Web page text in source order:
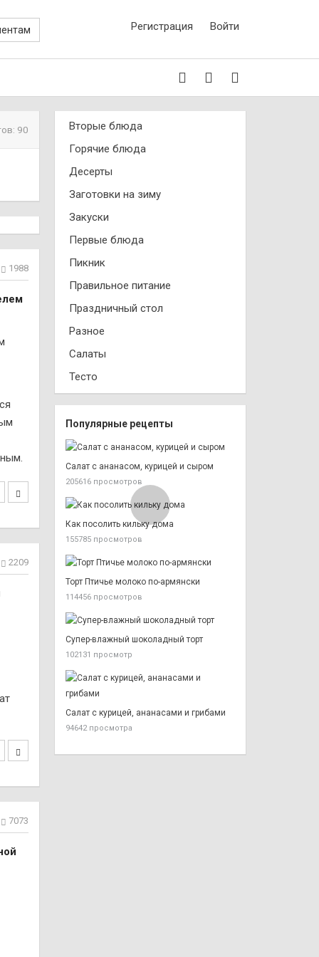
Регистрация Войти
90
1988
2209
7073
Вторые блюда
Горячие блюда
Десерты
Заготовки на зиму
Закуски
Первые блюда
Пикник
Правильное питание
Праздничный стол
Разное
Салаты
Тесто
Популярные рецепты
Салат с ананасом, курицей и сыром
205616 просмотров
Как посолить кильку дома
155785 просмотров
Торт Птичье молоко по-армянски
114456 просмотров
Супер-влажный шоколадный торт
102131 просмотр
Салат с курицей, ананасами и грибами
94642 просмотра